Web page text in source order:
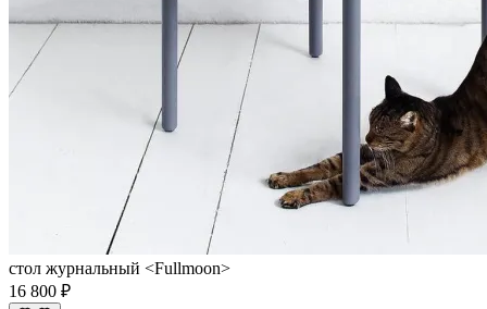
стол журнальный <Fullmoon>
16 800 ₽